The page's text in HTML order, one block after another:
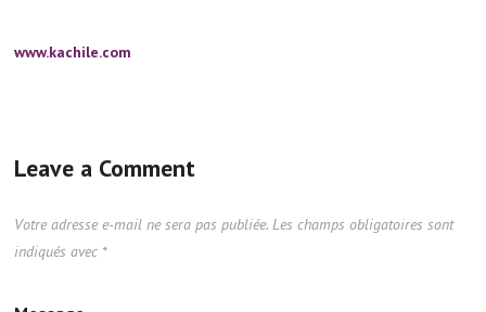
www.kachile.com
Leave a Comment
Votre adresse e-mail ne sera pas publiée. Les champs obligatoires sont
indiqués avec *